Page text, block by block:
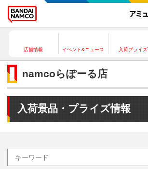
店舗情報 イベント&ニュース 入荷プライズ
namcoらぽーる店
入荷景品・プライズ情報